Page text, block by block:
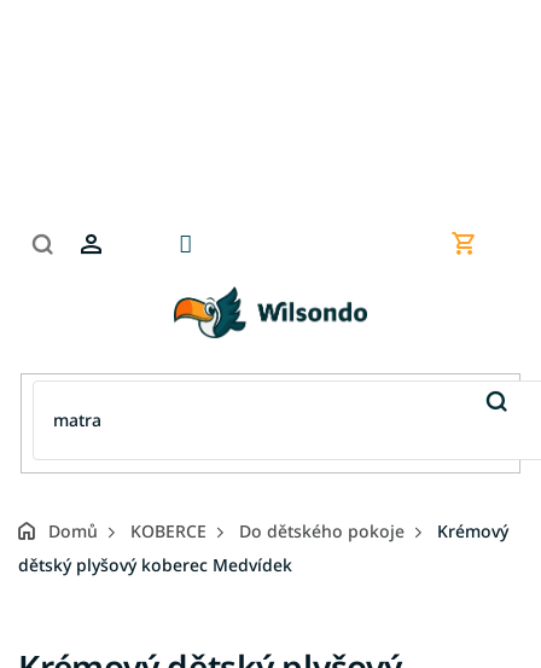
Nákupní
Domů KOBERCE Do dětského pokoje
Krémový
dětský plyšový koberec Medvídek